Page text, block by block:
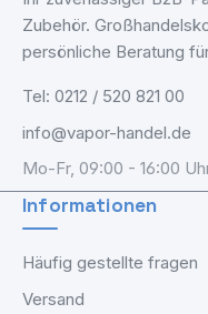
Zubehör.
persönliche Beratung
Tel: 0212 / 520 821 00
info@vapor-handel.de
Mo-Fr, 09:00 - 16:00
Informationen
Häufig gestellte fragen
Versand